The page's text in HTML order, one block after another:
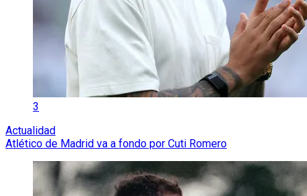
3
Actualidad
Atlético de Madrid va a fondo por Cuti Romero